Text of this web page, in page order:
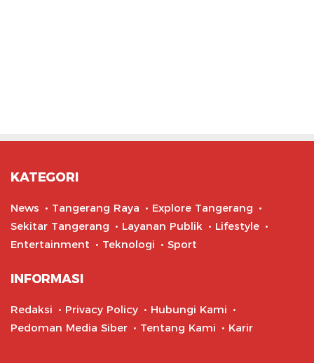
KATEGORI
News Tangerang Raya
Explore Tangerang
Sekitar Tangerang
Layanan Publik
Lifestyle
Entertainment
Teknologi Sport
INFORMASI
Redaksi Privacy Policy
Hubungi Kami
Pedoman Media Siber
Tentang Kami Karir